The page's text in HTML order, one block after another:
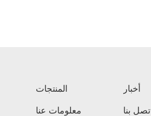
المنتجات
معلومات عنا
أخبار
اتصل بنا